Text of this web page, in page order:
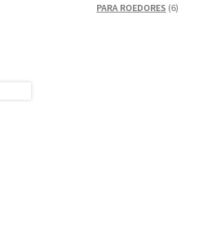
productos
PARA ROEDORES 66